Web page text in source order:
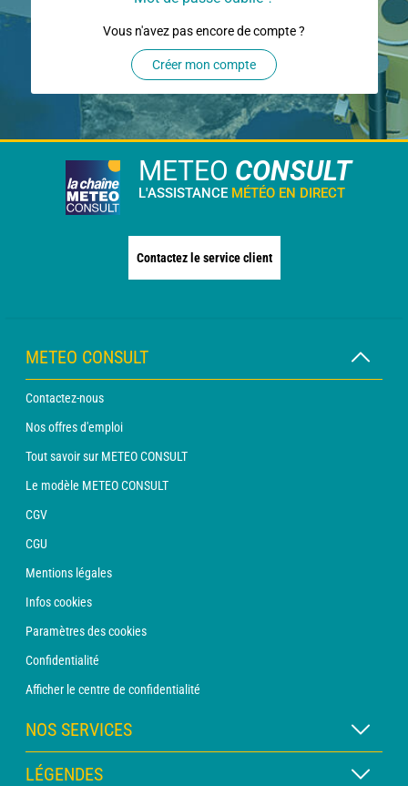
Vous n'avez pas encore de compte ?
Créer mon compte
METEO CONSULT
L'ASSISTANCE MÉTÉO EN DIRECT
Contactez le service client
METEO CONSULT
Contactez-nous
Nos offres d'emploi
Tout savoir sur METEO CONSULT
Le modèle METEO CONSULT
CGV
CGU
Mentions légales
Infos cookies
Paramètres des cookies
Confidentialité
Afficher le centre de confidentialité
NOS SERVICES
Abonnement METEO Xpert
LÉGENDES